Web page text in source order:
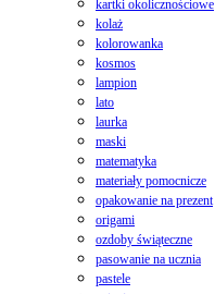
kartki okolicznościowe
kolaż
kolorowanka
kosmos
lampion
lato
laurka
maski
matematyka
materiały pomocnicze
opakowanie na prezent
origami
ozdoby świąteczne
pasowanie na ucznia
pastele